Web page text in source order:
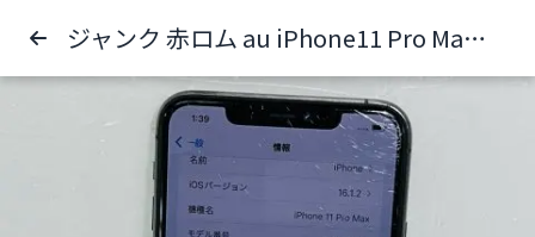
ジャンク 赤ロム au iPhone11 Pro Max 256GB 両面割れ 送料無料